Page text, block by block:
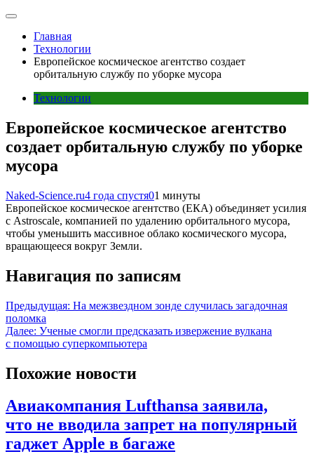
Главная
Технологии
Европейское космическое агентство создает
орбитальную службу по уборке мусора
Технологии
Европейское космическое агентство
создает орбитальную службу по уборке
мусора
Naked-Science.ru4 года спустя01 минуты
Европейское космическое агентство (ЕКА) объединяет усилия
с Astroscale, компанией по удалению орбитального мусора,
чтобы уменьшить массивное облако космического мусора,
вращающееся вокруг Земли.
Навигация по записям
Предыдущая: На межзвездном зонде случилась загадочная
поломка
Далее: Ученые смогли предсказать извержение вулкана
с помощью суперкомпьютера
Похожие новости
Авиакомпания Lufthansa заявила,
что не вводила запрет на популярный
гаджет Apple в багаже